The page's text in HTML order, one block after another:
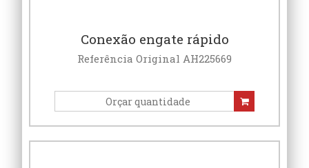
Conexão engate rápido
Referência Original AH225669